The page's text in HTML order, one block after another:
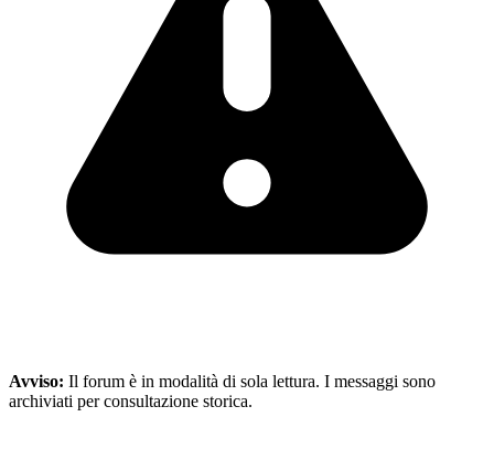
Avviso: Il forum è in modalità di sola lettura. I messaggi sono
archiviati per consultazione storica.